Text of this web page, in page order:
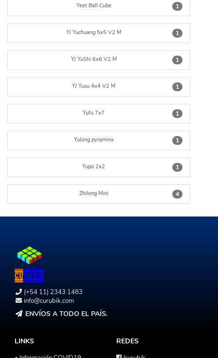
1
Yeet Ball Cube
1
YJ Yuchuang 5x5 V2 M
1
YJ YuShi 6x6 V2 M
1
YJ Yusu 4x4 V2 M
1
Yufu 7x7
1
Yulong pyraminx
1
Yupo 2x2
4
Zhilong Mini
(+54 11) 2343 1483
info@curubik.com
ENVÍOS A TODO EL PAÍS.
LINKS REDES